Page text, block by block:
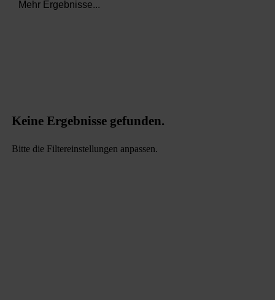
Mehr Ergebnisse...
Keine Ergebnisse gefunden.
Bitte die Filtereinstellungen anpassen.